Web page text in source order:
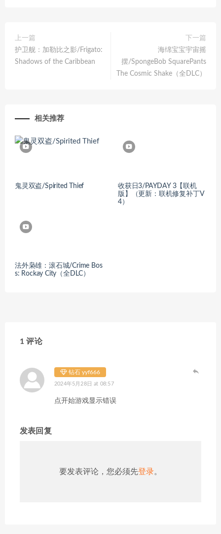
上一篇
护卫舰：加勒比之影/Frigato:
Shadows of the Caribbean
下一篇
海绵宝宝宇宙摇
摆/SpongeBob SquarePants
The Cosmic Shake（全DLC）
相关推荐
鬼灵双盗/Spirited Thief
收获日3/PAYDAY 3【联机
版】（更新：联机修复补丁V
4）
法外枭雄：滚石城/Crime Bos
s: Rockay City（全DLC）
1 评论
钻石 yyf666
2024年5月28日 at 08:57
点开始游戏显示错误
发表回复
要发表评论，您必须先登录。